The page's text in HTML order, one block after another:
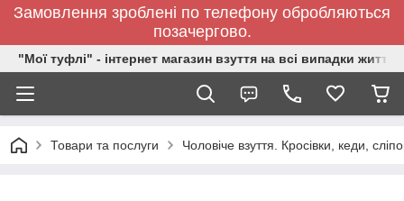
Замовлення зроблені по телефону обробляються
позачергово.
"Мої туфлі" - інтернет магазин взуття на всі випадки життя.
Товари та послуги Чоловіче взуття. Кросівки, кеди,